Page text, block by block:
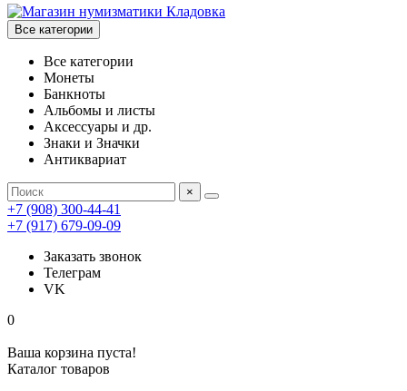
Все категории
Все категории
Монеты
Банкноты
Альбомы и листы
Аксессуары и др.
Знаки и Значки
Антиквариат
×
+7 (908) 300-44-41
+7 (917) 679-09-09
Заказать звонок
Телеграм
VK
0
Ваша корзина пуста!
Каталог товаров